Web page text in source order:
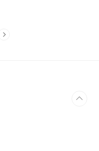
시가 총액 총합보다 많습
습니다. 그리고 애플 특유의